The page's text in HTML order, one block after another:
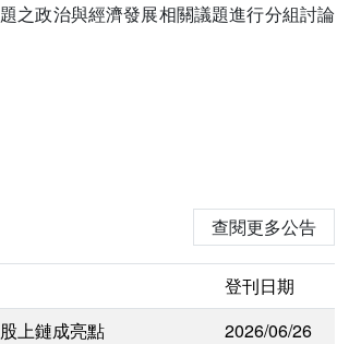
之政治與經濟發展相關議題進行分組討論
查閱更多公告
登刊日期
上鏈成亮點
2026/06/26